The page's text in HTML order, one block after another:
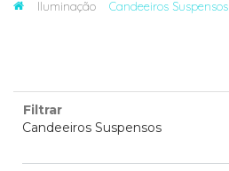
Iluminação Candeeiros Suspensos
Filtrar
Candeeiros Suspensos